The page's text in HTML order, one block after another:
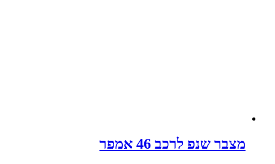
מצבר שנפ לרכב 46 אמפר